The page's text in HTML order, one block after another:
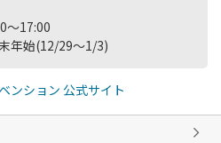
～17:00
年始(12/29～1/3)
ンション 公式サイト